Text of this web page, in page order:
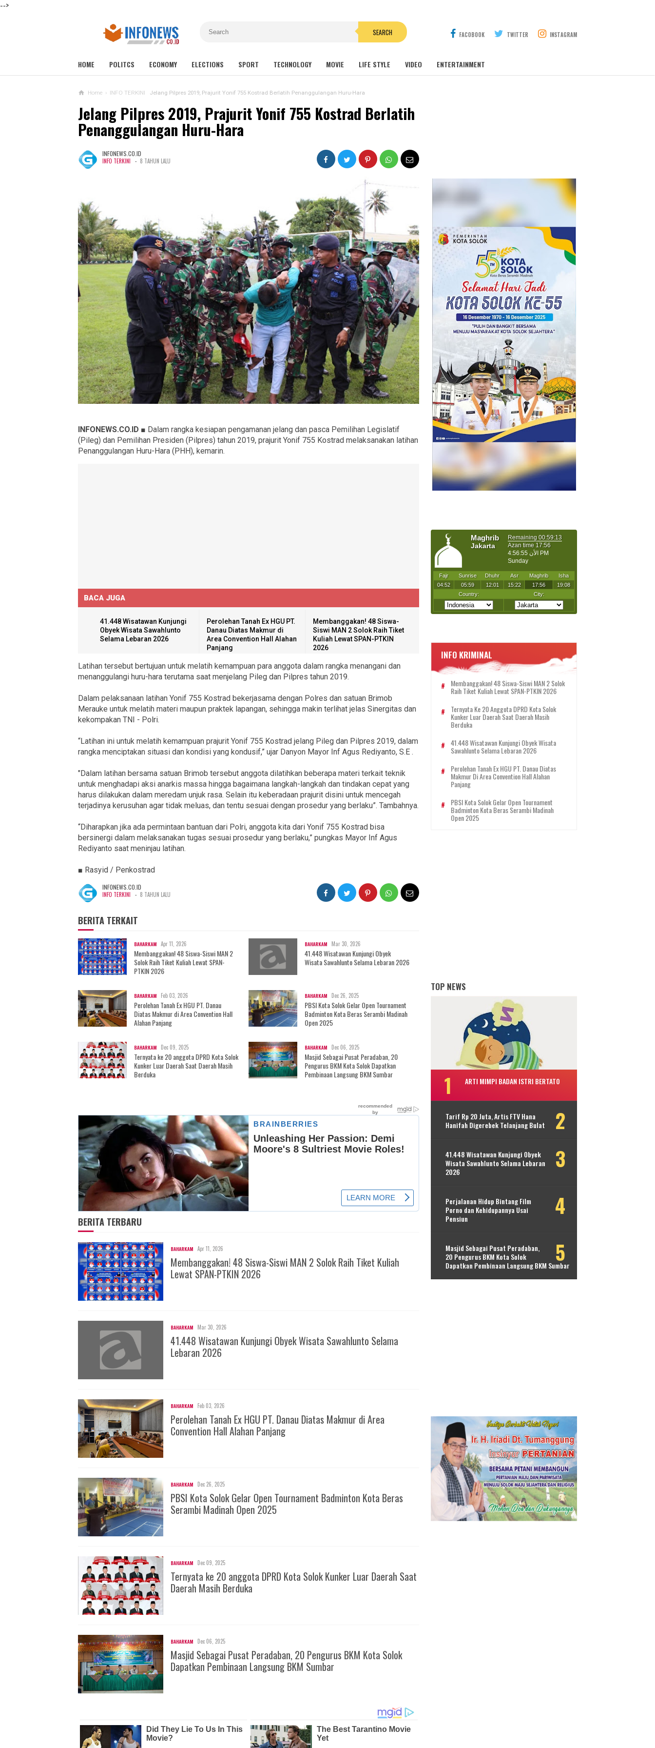
-->
SEARCH FACOBOOK TWITTER INSTAGRAM
HOME POLITCS ECONOMY ELECTIONS SPORT TECHNOLOGY MOVIE LIFE STYLE VIDEO ENTERTAINMENT
Home › INFO TERKINI Jelang Pilpres 2019, Prajurit Yonif 755 Kostrad Berlatih Penanggulangan Huru-Hara
Jelang Pilpres 2019, Prajurit Yonif 755 Kostrad Berlatih
Penanggulangan Huru-Hara
INFONEWS.CO.ID
INFO TERKINI - 8 TAHUN LALU
INFONEWS.CO.ID ■ Dalam rangka kesiapan pengamanan jelang dan pasca Pemilihan Legislatif
(Pileg) dan Pemilihan Presiden (Pilpres) tahun 2019, prajurit Yonif 755 Kostrad melaksanakan latihan
Penanggulangan Huru-Hara (PHH), kemarin.
BACA JUGA
41.448 Wisatawan Kunjungi
Obyek Wisata Sawahlunto
Selama Lebaran 2026
Perolehan Tanah Ex HGU PT.
Danau Diatas Makmur di
Area Convention Hall Alahan
Panjang
Membanggakan! 48 Siswa-
Siswi MAN 2 Solok Raih Tiket
Kuliah Lewat SPAN-PTKIN
2026
Latihan tersebut bertujuan untuk melatih kemampuan para anggota dalam rangka menangani dan
menanggulangi huru-hara terutama saat menjelang Pileg dan Pilpres tahun 2019.
Dalam pelaksanaan latihan Yonif 755 Kostrad bekerjasama dengan Polres dan satuan Brimob
Merauke untuk melatih materi maupun praktek lapangan, sehingga makin terlihat jelas Sinergitas dan
kekompakan TNI - Polri.
“Latihan ini untuk melatih kemampuan prajurit Yonif 755 Kostrad jelang Pileg dan Pilpres 2019, dalam
rangka menciptakan situasi dan kondisi yang kondusif,” ujar Danyon Mayor Inf Agus Rediyanto, S.E .
"Dalam latihan bersama satuan Brimob tersebut anggota dilatihkan beberapa materi terkait teknik
untuk menghadapi aksi anarkis massa hingga bagaimana langkah-langkah dan tindakan cepat yang
harus dilakukan dalam meredam unjuk rasa. Selain itu keberadaan prajurit disini untuk mencegah
terjadinya kerusuhan agar tidak meluas, dan tentu sesuai dengan prosedur yang berlaku”. Tambahnya.
“Diharapkan jika ada permintaan bantuan dari Polri, anggota kita dari Yonif 755 Kostrad bisa
bersinergi dalam melaksanakan tugas sesuai prosedur yang berlaku,” pungkas Mayor Inf Agus
Rediyanto saat meninjau latihan.
■ Rasyid / Penkostrad
INFONEWS.CO.ID
INFO TERKINI - 8 TAHUN LALU
BERITA TERKAIT
BAHARKAM Apr 11, 2026
Membanggakan! 48 Siswa-Siswi MAN 2
Solok Raih Tiket Kuliah Lewat SPAN-
PTKIN 2026
BAHARKAM Mar 30, 2026
41.448 Wisatawan Kunjungi Obyek
Wisata Sawahlunto Selama Lebaran 2026
BAHARKAM Feb 03, 2026
Perolehan Tanah Ex HGU PT. Danau
Diatas Makmur di Area Convention Hall
Alahan Panjang
BAHARKAM Dec 26, 2025
PBSI Kota Solok Gelar Open Tournament
Badminton Kota Beras Serambi Madinah
Open 2025
BAHARKAM Dec 09, 2025
Ternyata ke 20 anggota DPRD Kota Solok
Kunker Luar Daerah Saat Daerah Masih
Berduka
BAHARKAM Dec 06, 2025
Masjid Sebagai Pusat Peradaban, 20
Pengurus BKM Kota Solok Dapatkan
Pembinaan Langsung BKM Sumbar
BERITA TERBARU
BAHARKAM Apr 11, 2026
Membanggakan! 48 Siswa-Siswi MAN 2 Solok Raih Tiket Kuliah
Lewat SPAN-PTKIN 2026
BAHARKAM Mar 30, 2026
41.448 Wisatawan Kunjungi Obyek Wisata Sawahlunto Selama
Lebaran 2026
BAHARKAM Feb 03, 2026
Perolehan Tanah Ex HGU PT. Danau Diatas Makmur di Area
Convention Hall Alahan Panjang
BAHARKAM Dec 26, 2025
PBSI Kota Solok Gelar Open Tournament Badminton Kota Beras
Serambi Madinah Open 2025
BAHARKAM Dec 09, 2025
Ternyata ke 20 anggota DPRD Kota Solok Kunker Luar Daerah Saat
Daerah Masih Berduka
BAHARKAM Dec 06, 2025
Masjid Sebagai Pusat Peradaban, 20 Pengurus BKM Kota Solok
Dapatkan Pembinaan Langsung BKM Sumbar
INFO KRIMINAL
Membanggakan! 48 Siswa-Siswi MAN 2 Solok
Raih Tiket Kuliah Lewat SPAN-PTKIN 2026
Ternyata Ke 20 Anggota DPRD Kota Solok
Kunker Luar Daerah Saat Daerah Masih
Berduka
41.448 Wisatawan Kunjungi Obyek Wisata
Sawahlunto Selama Lebaran 2026
Perolehan Tanah Ex HGU PT. Danau Diatas
Makmur Di Area Convention Hall Alahan
Panjang
PBSI Kota Solok Gelar Open Tournament
Badminton Kota Beras Serambi Madinah
Open 2025
TOP NEWS
ARTI MIMPI BADAN ISTRI BERTATO
Tarif Rp 20 Juta, Artis FTV Hana
Hanifah Digerebek Telanjang Bulat
41.448 Wisatawan Kunjungi Obyek
Wisata Sawahlunto Selama Lebaran
2026
Perjalanan Hidup Bintang Film
Porno dan Kehidupannya Usai
Pensiun
Masjid Sebagai Pusat Peradaban,
20 Pengurus BKM Kota Solok
Dapatkan Pembinaan Langsung BKM Sumbar